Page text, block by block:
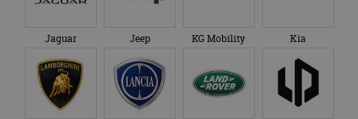
Jaguar Jeep KG Mobility Kia